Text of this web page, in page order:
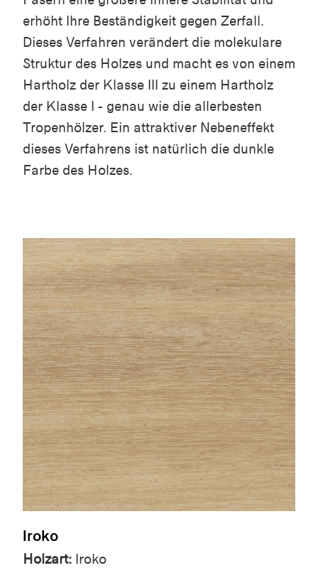
erhöht Ihre Beständigkeit gegen Zerfall.
Dieses Verfahren verändert die molekulare
Struktur des Holzes und macht es von einem
Hartholz der Klasse III zu einem Hartholz
der Klasse I - genau wie die allerbesten
Tropenhölzer. Ein attraktiver Nebeneffekt
dieses Verfahrens ist natürlich die dunkle
Farbe des Holzes.
Iroko
Holzart: Iroko